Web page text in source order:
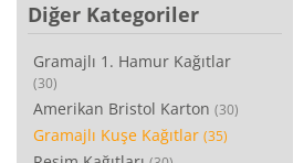
Diğer Kategoriler
Gramajlı 1. Hamur Kağıtlar
(30)
Amerikan Bristol Karton (30)
Gramajlı Kuşe Kağıtlar (35)